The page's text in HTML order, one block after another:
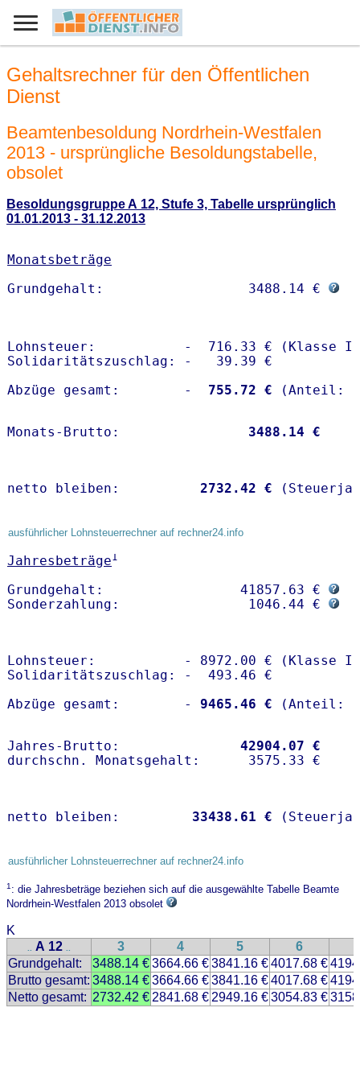
Gehaltsrechner für den Öffentlichen
Dienst
Beamtenbesoldung Nordrhein-Westfalen
2013 - ursprüngliche Besoldungstabelle,
obsolet
Besoldungsgruppe A 12, Stufe 3, Tabelle ursprünglich
01.01.2013 - 31.12.2013
Monatsbeträge
Grundgehalt:                  3488.14 €
Lohnsteuer:           -  716.33 € (Klasse I)
Solidaritätszuschlag: -   39.39 €
Abzüge gesamt:        -
  755.72 €
Monats-Brutto: 3488.14 €
netto bleiben: 2732.42 €
ausführlicher Lohnsteuerrechner auf rechner24.info
Jahresbeträge1
Grundgehalt:                 41857.63 €
Sonderzahlung:                1046.44 €
Lohnsteuer:           - 8972.00 € (Klasse I)
Solidaritätszuschlag: -  493.46 €
Abzüge gesamt:        -
9465.46 €
Jahres-Brutto: 42904.07 €
netto bleiben: 33438.61 €
ausführlicher Lohnsteuerrechner auf rechner24.info
1: die Jahresbeträge beziehen sich auf die ausgewählte Tabelle Beamte
Nordrhein-Westfalen 2013 obsolet
K
.. A 12 .. 3 4 5 6
Grundgehalt:
3488.14 €3664.66 €3841.16 €4017.68 €
Brutto gesamt: 3488.14 €3664.66 €3841.16 €4017.68 €
Netto gesamt: 2732.42 € 2841.68 € 2949.16 €3054.83 €